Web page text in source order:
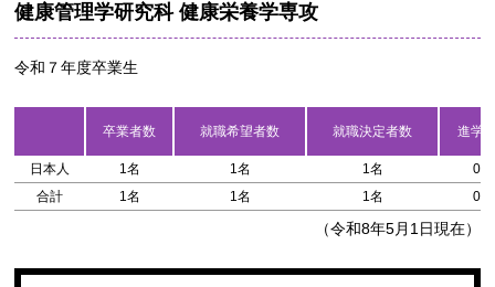
健康管理学研究科 健康栄養学専攻
令和７年度卒業生
卒業者数 就職希望者数 就職決定者数 進学
日本人 1名 1名 1名
0名
合計
1名 1名 1名 0名
（令和8年5月1日現在）